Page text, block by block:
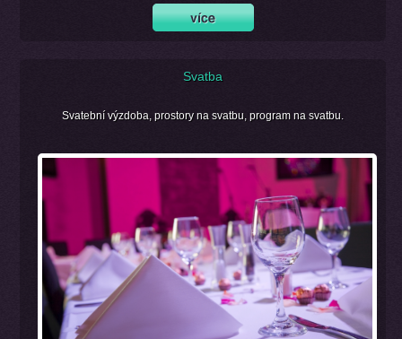
Svatba
Svatební výzdoba, prostory na svatbu, program na svatbu.